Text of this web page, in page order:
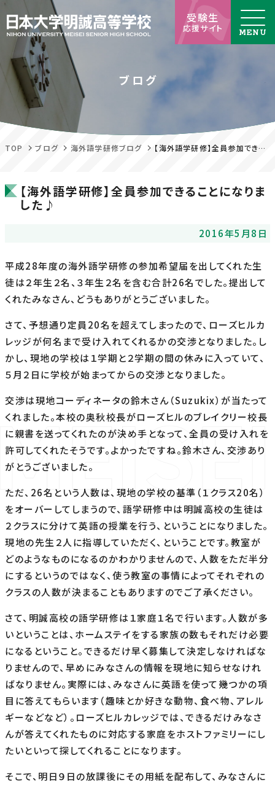
受験生
応援サイト
ブログ
TOP ブログ 海外語学研修ブログ 【海外語学研修】全員参加できることになりました♪
【海外語学研修】全員参加できることになりま
した♪
2016年5月8日
平成28年度の海外語学研修の参加希望届を出してくれた生
徒は２年生２名、３年生２名を含む合計26名でした。提出して
くれたみなさん、どうもありがとうございました。
さて、予想通り定員20名を超えてしまったので、ローズヒルカ
レッジが何名まで受け入れてくれるかの交渉となりました。し
かし、現地の学校は１学期と２学期の間の休みに入っていて、
５月２日に学校が始まってからの交渉となりました。
交渉は現地コーディネータの鈴木さん（Suzukix）が当たって
くれました。本校の奥秋校長がローズヒルのブレイクリー校長
に親書を送ってくれたのが決め手となって、全員の受け入れを
許可してくれたそうです。よかったですね。鈴木さん、交渉あり
がとうございました。
ただ、26名という人数は、現地の学校の基準（１クラス20名）
をオーバーしてしまうので、語学研修中は明誠高校の生徒は
２クラスに分けて英語の授業を行う、ということになりました。
現地の先生２人に指導していただく、ということです。教室が
どのようなものになるのかわかりませんので、人数をただ半分
にするというのではなく、使う教室の事情によってそれぞれの
クラスの人数が決まることもありますのでご了承ください。
さて、明誠高校の語学研修は１家庭１名で行います。人数が多
いということは、ホームステイをする家族の数もそれだけ必要
になるということ。できるだけ早く募集して決定しなければな
りませんので、早めにみなさんの情報を現地に知らせなけれ
ばなりません。実際には、みなさんに英語を使って幾つかの項
目に答えてもらいます（趣味とか好きな動物、食べ物、アレル
ギーなどなど）。ローズヒルカレッジでは、できるだけみなさ
んが答えてくれたものに対応する家庭をホストファミリーにし
たいといって探してくれることになります。
そこで、明日９日の放課後にその用紙を配布して、みなさんに